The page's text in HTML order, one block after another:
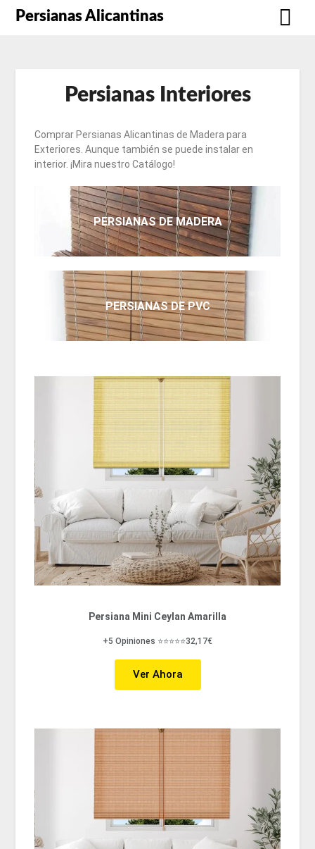
Persianas Alicantinas
Persianas Interiores
Comprar Persianas Alicantinas de Madera para
Exteriores. Aunque también se puede instalar en
interior. ¡Mira nuestro Catálogo!
PERSIANAS DE MADERA
PERSIANAS DE PVC
Persiana Mini Ceylan Amarilla
+5 Opiniones ⭐⭐⭐⭐⭐32,17€
Ver Ahora